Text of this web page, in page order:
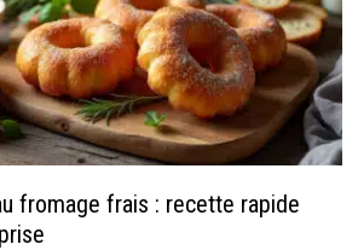
fromage frais : recette rapide